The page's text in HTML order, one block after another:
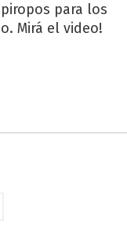
para los
Mirá el video!